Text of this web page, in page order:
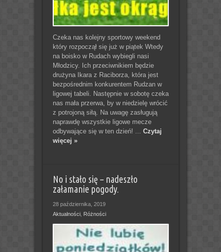
Czeka nas kolejny sportowy weekend
który rozpoczął się już w piątek Wtedy
na boisko w Rudach wybiegli nasi
Młodzicy. Ich przeciwnikiem będzie
drużyna Ikara z Raciborza, która jest
bezpośrednim konkurentem Rudzan w
ligowej tabeli. Następnie w sobotę czeka
nas mała przerwa, by w niedzielę wrócić
z potrojoną siłą. Na uwagę zasługują
naprawdę wszystkie ligowe mecze
odbywające się w ten dzień! ... Czytaj
więcej »
No i stało się – nadeszło
załamanie pogody.
28 października, 2019
Aktualności, Różności